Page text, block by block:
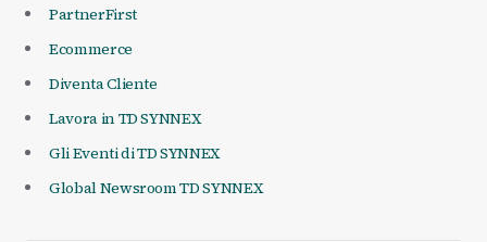
PartnerFirst
Ecommerce
Diventa Cliente
Lavora in TD SYNNEX
Gli Eventi di TD SYNNEX
Global Newsroom TD SYNNEX